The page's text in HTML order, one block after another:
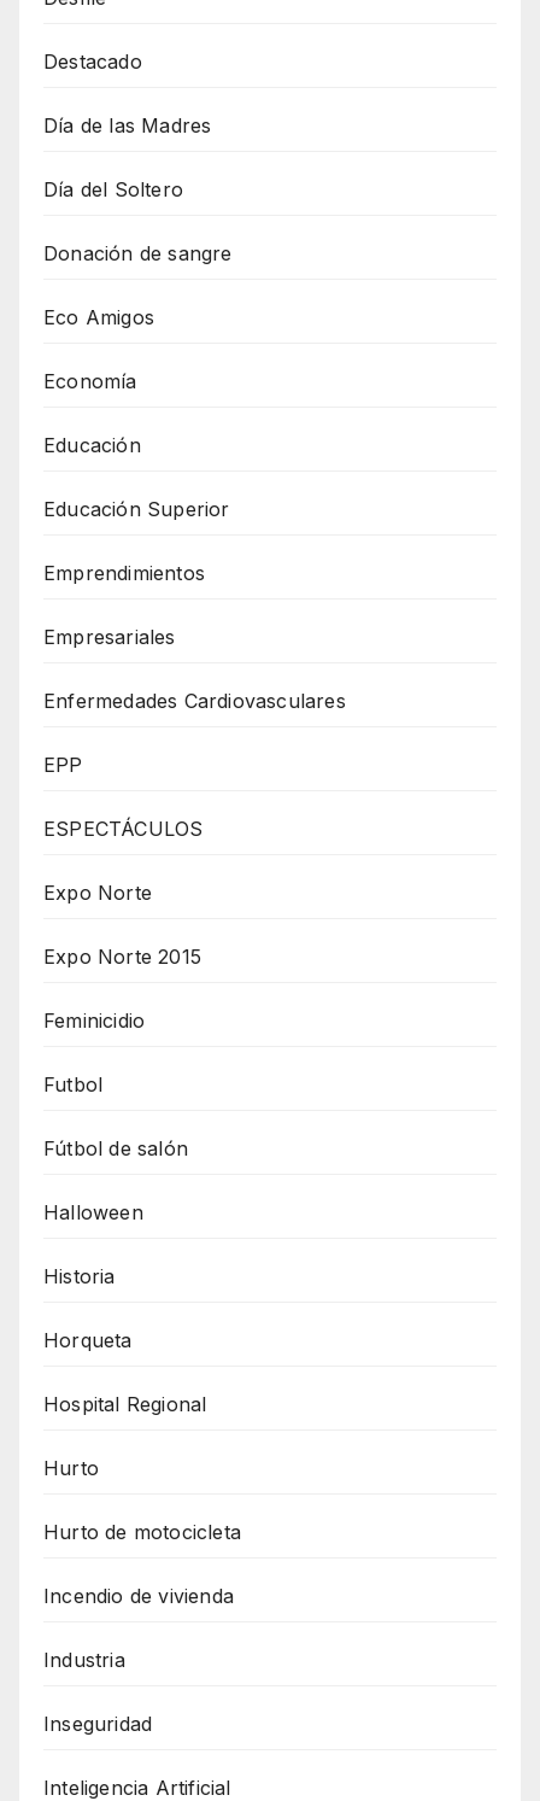
Destacado
Día de las Madres
Día del Soltero
Donación de sangre
Eco Amigos
Economía
Educación
Educación Superior
Emprendimientos
Empresariales
Enfermedades Cardiovasculares
EPP
ESPECTÁCULOS
Expo Norte
Expo Norte 2015
Feminicidio
Futbol
Fútbol de salón
Halloween
Historia
Horqueta
Hospital Regional
Hurto
Hurto de motocicleta
Incendio de vivienda
Industria
Inseguridad
Inteligencia Artificial